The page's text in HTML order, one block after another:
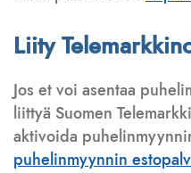
Liity
Jos et voi asentaa
liittyä Suomen
aktivoida
puhelinmyynnin